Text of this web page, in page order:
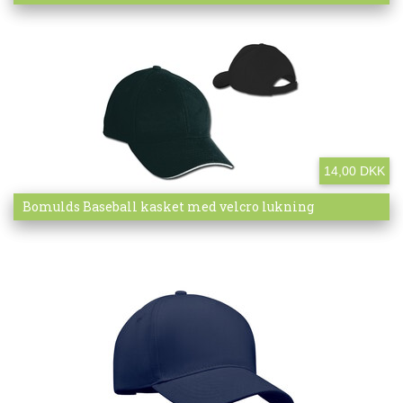
14,00 DKK
Bomulds Baseball kasket med velcro lukning
Mere info